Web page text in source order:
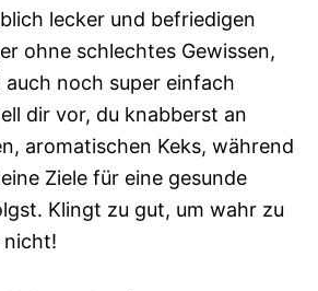
lecker und befriedigen
ohne schlechtes Gewissen,
auch noch super einfach
dir vor, du knabberst an
aromatischen Keks, während
Ziele für eine gesunde
Klingt zu gut, um wahr zu
nicht!